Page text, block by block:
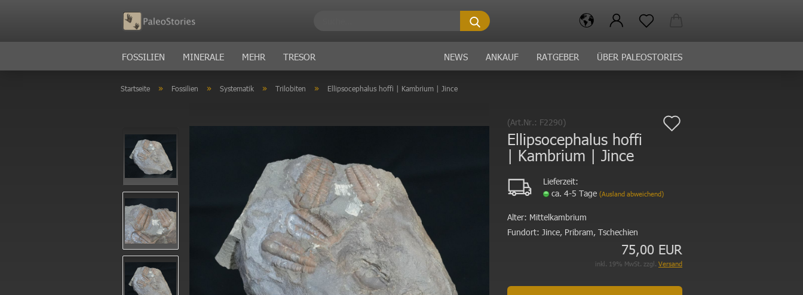
Suche...
FOSSILIEN MINERALE MEHR TRESOR NEWS ANKAUF RATGEBER ÜBER PALEOSTORIES
Startseite » Fossilien » Systematik » Trilobiten » Ellipsocephalus hoffi | Kambrium | Jince
(Art.Nr.: F2290)
Ellipsocephalus hoffi
| Kambrium | Jince
Lieferzeit:
ca. 4-5 Tage (Ausland abweichend)
Alter: Mittelkambrium
Fundort: Jince, Pribram, Tschechien
75,00 EUR
inkl. 19% MwSt. zzgl. Versand